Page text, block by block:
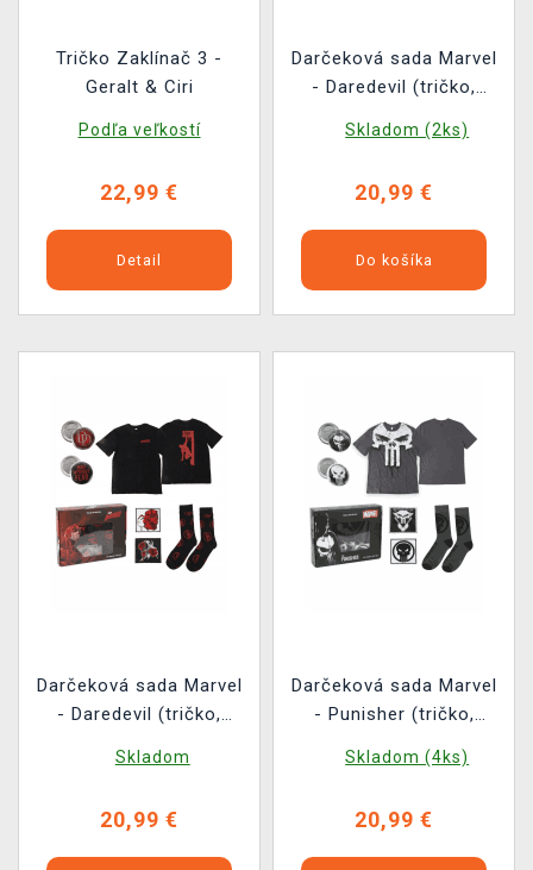
Tričko Zaklínač 3 -
Geralt & Ciri
Podľa veľkostí
22,99 €
Detail
Darčeková sada Marvel
- Daredevil (tričko,
ponožky) (veľkosť XL)
Skladom (2ks)
20,99 €
Do košíka
Darčeková sada Marvel
- Daredevil (tričko,
ponožky) (veľkosť L)
Skladom
20,99 €
Darčeková sada Marvel
- Punisher (tričko,
ponožky) (veľkosť XL)
Skladom (4ks)
20,99 €